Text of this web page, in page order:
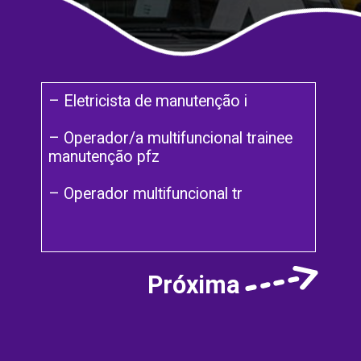
– Eletricista de manutenção i
– Operador/a multifuncional trainee
manutenção pfz
– Operador multifuncional tr
Próxima